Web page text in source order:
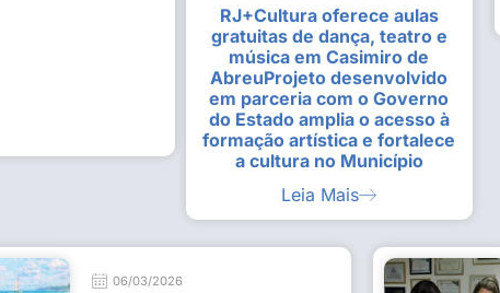
Estudantes vivenciam experiência
Busca do Divino”, em Rio Dourado
9 de julho de 2026
Leia Mais
RJ+Cultura oferece aulas
gratuitas de dança, teatro e
música em Casimiro de
AbreuProjeto desenvolvido
em parceria com o Governo
do Estado amplia o acesso à
formação artística e fortalece
a cultura no Município
Leia Mais
06/03/2026